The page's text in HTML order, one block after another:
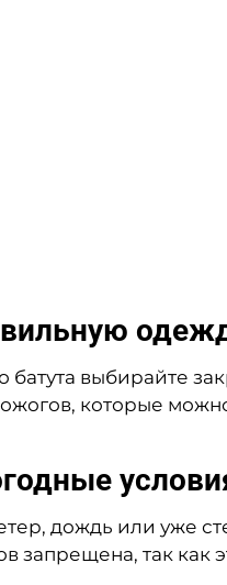
батута выбирайте
которые
дождь или уже
запрещена, так